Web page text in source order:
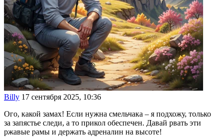
Billy 17 сентября 2025, 10:36
Ого, какой замах! Если нужна смельчака – я подхожу, только
за запястье следи, а то прикол обеспечен. Давай рвать эти
ржавые рамы и держать адреналин на высоте!